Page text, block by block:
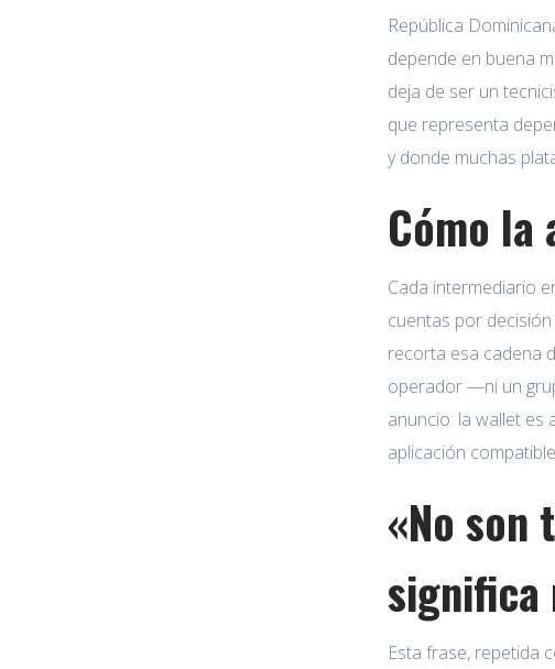
República
depende en buena
deja de ser un
que representa
y donde muchas
Cómo
Cada intermediario
cuentas por
recorta esa cadena
operador —ni un
anuncio: la wallet
aplicación
«No son
significa
Esta frase, repetida